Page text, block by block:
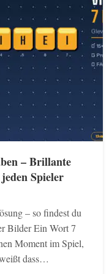
– Brillante
Spieler
– so findest du
Bilder Ein Wort 7
Moment im Spiel,
dass…